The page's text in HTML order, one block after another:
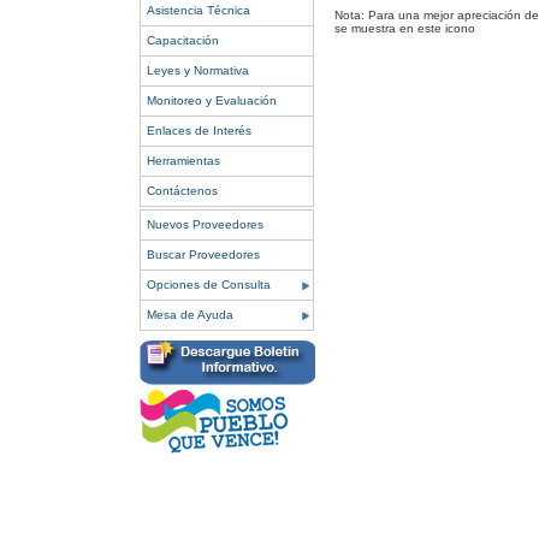
Asistencia Técnica
Capacitación
Leyes y Normativa
Monitoreo y Evaluación
Enlaces de Interés
Herramientas
Contáctenos
Nuevos Proveedores
Buscar Proveedores
Opciones de Consulta
Mesa de Ayuda
Nota: Para una mejor apreciación
se muestra en este icono